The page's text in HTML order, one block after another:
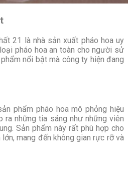
21 là nhà sản xuất pháo hoa uy
pháo hoa an toàn cho người sử
nổi bật mà công ty hiện đang
phẩm pháo hoa mô phỏng hiệu
ra những tia sáng như những viên
Sản phẩm này rất phù hợp cho
mang đến không gian rực rỡ và